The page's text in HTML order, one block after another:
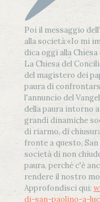
Poi il messaggio
alla società:«Io mi
dica oggi alla
La Chiesa del
del magistero dei
paura di
l'annuncio del
della paura intorno
grandi dinamiche
di riarmo, di
fronte a questo,
società di non
paura, perché c'è
rendere il nostro
Approfondisci qui:
di-san-paolino-a-